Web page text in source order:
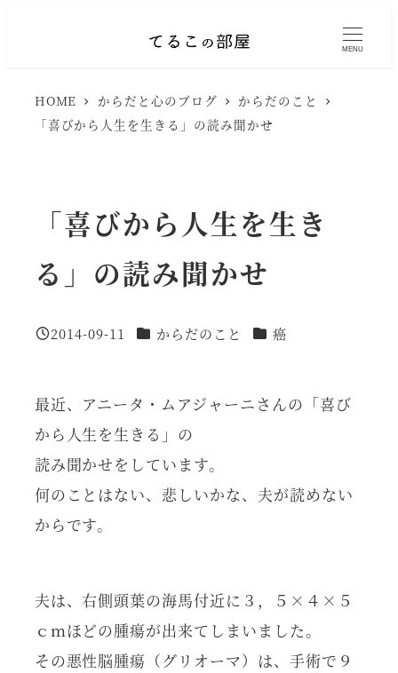
MENU
HOME からだと心のブログ
からだのこと
「喜びから人生を生きる」の読み聞かせ
「喜びから人生を生き
る」の読み聞かせ
投稿日
2014-09-11 カテゴリー
からだのこと カテゴリー
癌
最近、アニータ・ムアジャーニさんの「喜び
から人生を生きる」の
読み聞かせをしています。
何のことはない、悲しいかな、夫が読めない
からです。
夫は、右側頭葉の海馬付近に３，５×４×５
ｃｍほどの腫瘍が出来てしまいました。
その悪性脳腫瘍（グリオーマ）は、手術で９